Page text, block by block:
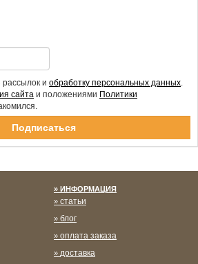
и обработку персональных данных
сайта и положениями Политики
ИНФОРМАЦИЯ
статьи
блог
оплата заказа
доставка